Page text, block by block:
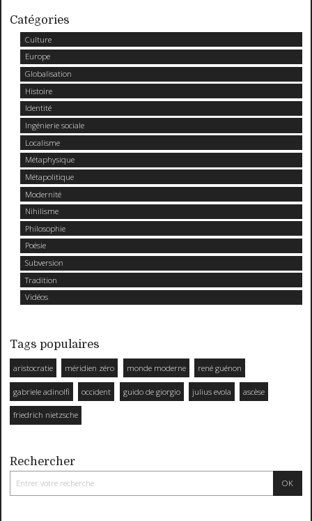
Catégories
Culture
Europe
Globalisation
Histoire
Identité
Ingénierie sociale
Localisme
Métaphysique
Métapolitique
Modernité
Nihilisme
Philosophie
Poésie
Subversion
Tradition
Vidéos
Tags populaires
aristocratie méridien zéro monde moderne rené guénon
gabriele adinolfi occident guido de giorgio julius evola ascèse
friedrich nietzsche
Rechercher